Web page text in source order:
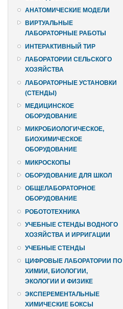
АНАТОМИЧЕСКИЕ МОДЕЛИ
ВИРТУАЛЬНЫЕ
ЛАБОРАТОРНЫЕ РАБОТЫ
ИНТЕРАКТИВНЫЙ ТИР
ЛАБОРАТОРИИ СЕЛЬСКОГО
ХОЗЯЙСТВА
ЛАБОРАТОРНЫЕ УСТАНОВКИ
(СТЕНДЫ)
МЕДИЦИНСКОЕ
ОБОРУДОВАНИЕ
МИКРОБИОЛОГИЧЕСКОЕ,
БИОХИМИЧЕСКОЕ
ОБОРУДОВАНИЕ
МИКРОСКОПЫ
ОБОРУДОВАНИЕ ДЛЯ ШКОЛ
ОБЩЕЛАБОРАТОРНОЕ
ОБОРУДОВАНИЕ
РОБОТОТЕХНИКА
УЧЕБНЫЕ СТЕНДЫ ВОДНОГО
ХОЗЯЙСТВА И ИРРИГАЦИИ
УЧЕБНЫЕ СТЕНДЫ
ЦИФРОВЫЕ ЛАБОРАТОРИИ ПО
ХИМИИ, БИОЛОГИИ,
ЭКОЛОГИИ И ФИЗИКЕ
ЭКСПЕРЕМЕНТАЛЬНЫЕ
ХИМИЧЕСКИЕ БОКСЫ